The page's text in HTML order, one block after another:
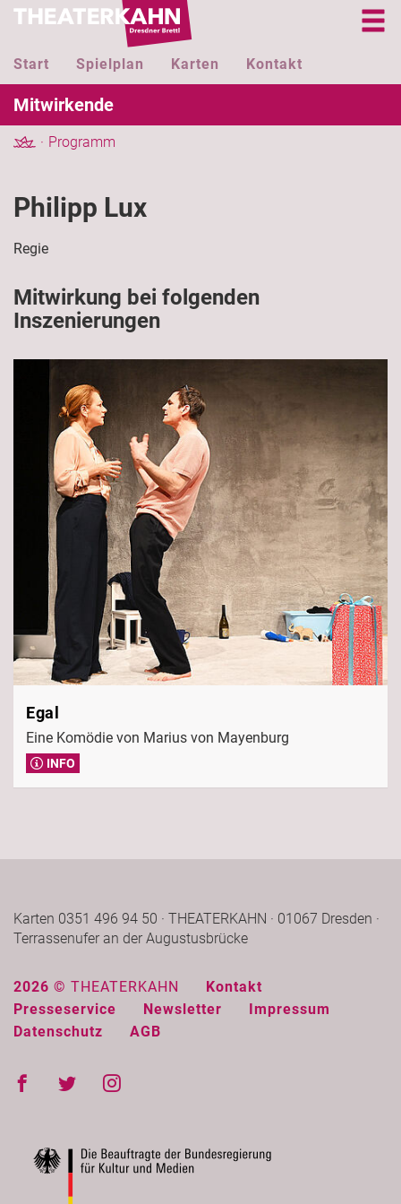
Start Spielplan Karten Kontakt
Mitwirkende
Programm
Philipp Lux
Regie
Mitwirkung bei folgenden
Inszenierungen
Egal
Eine Komödie von Marius von Mayenburg
INFO
Karten 0351 496 94 50 · THEATERKAHN · 01067 Dresden ·
Terrassenufer an der Augustusbrücke
2026 © THEATERKAHN
Kontakt
Presseservice
Newsletter
Impressum
Datenschutz
AGB